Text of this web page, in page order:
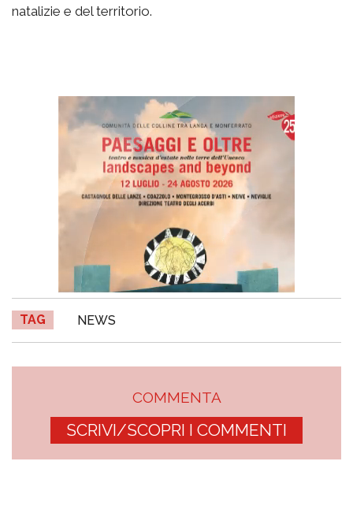
natalizie e del territorio.
TAG NEWS
COMMENTA
SCRIVI/SCOPRI I COMMENTI